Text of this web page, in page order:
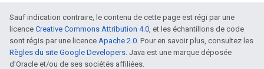
Sauf indication contraire, le contenu de cette page est régi par une
licence Creative Commons Attribution 4.0, et les échantillons de code
sont régis par une licence Apache 2.0. Pour en savoir plus, consultez les
Règles du site Google Developers. Java est une marque déposée
d'Oracle et/ou de ses sociétés affiliées.